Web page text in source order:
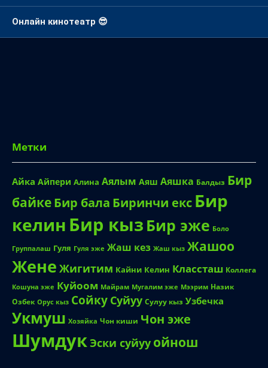
Метки
Айка Айпери Алина Аялым Аяш Аяшка Балдыз
байке Бир балаБиринчи ексБир
келинБир кызБир эже Боло
Группалаш Гуля Гуля эже Жаш кез Жаш кыз Жашоо
Жене Жигитим Кайни Келин Классташ Коллега
Кошуна эже Куйоом Майрам Мугалим эже
Назик
Озбек Орус кыз СойкуСуйуу Сулуу кыз Узбечка
Укмуш Хозяйка Чон киши Чон эже